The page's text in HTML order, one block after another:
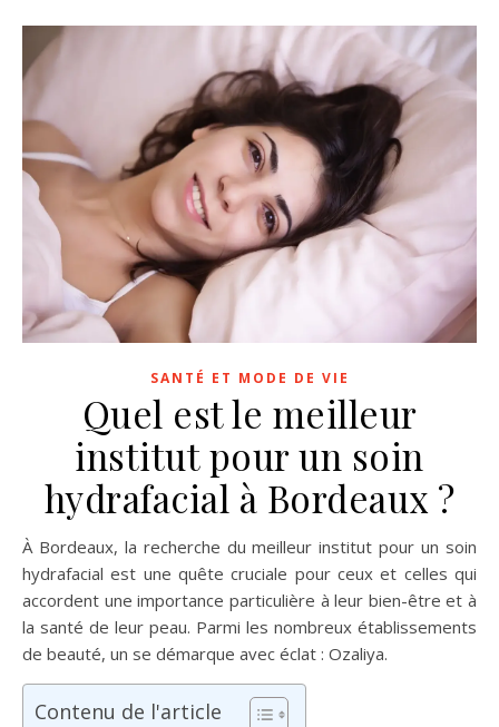
SANTÉ ET MODE DE VIE
Quel est le meilleur
institut pour un soin
hydrafacial à Bordeaux ?
À Bordeaux, la recherche du meilleur institut pour un soin
hydrafacial est une quête cruciale pour ceux et celles qui
accordent une importance particulière à leur bien-être et à
la santé de leur peau. Parmi les nombreux établissements
de beauté, un se démarque avec éclat : Ozaliya.
Contenu de l'article